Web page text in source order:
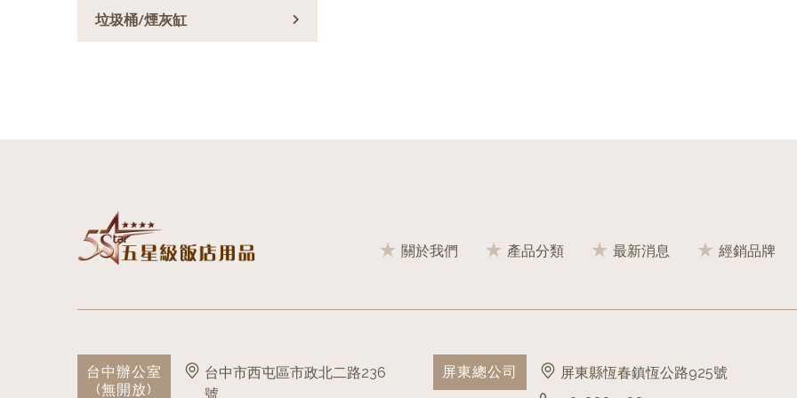
垃圾桶/煙灰缸
關於我們 產品分類 最新消息 經銷品牌
台中辦公室
(無開放)
台中市西屯區市政北二路236
號
屏東總公司
屏東縣恆春鎮恆公路925號